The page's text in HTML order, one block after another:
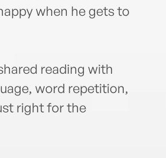
when he gets to
reading with
word repetition,
right for the